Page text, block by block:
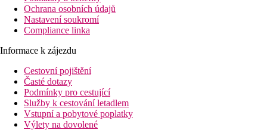
Ochrana osobních údajů
Nastavení soukromí
Compliance linka
Informace k zájezdu
Cestovní pojištění
Časté dotazy
Podmínky pro cestující
Služby k cestování letadlem
Vstupní a pobytové poplatky
Výlety na dovolené